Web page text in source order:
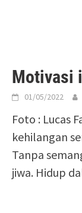
Motivasi
01/05/2022
Foto : Lucas
kehilangan
Tanpa
jiwa. Hidup